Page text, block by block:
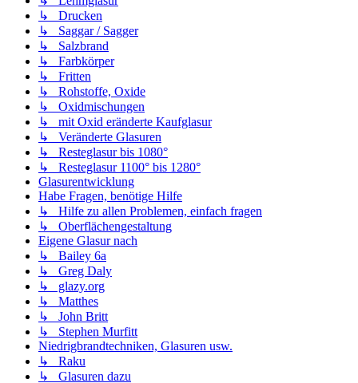
↳ Drucken
↳ Saggar / Sagger
↳ Salzbrand
↳ Farbkörper
↳ Fritten
↳ Rohstoffe, Oxide
↳ Oxidmischungen
↳ mit Oxid eränderte Kaufglasur
↳ Veränderte Glasuren
↳ Resteglasur bis 1080°
↳ Resteglasur 1100° bis 1280°
Glasurentwicklung
Habe Fragen, benötige Hilfe
↳ Hilfe zu allen Problemen, einfach fragen
↳ Oberflächengestaltung
Eigene Glasur nach
↳ Bailey 6a
↳ Greg Daly
↳ glazy.org
↳ Matthes
↳ John Britt
↳ Stephen Murfitt
Niedrigbrandtechniken, Glasuren usw.
↳ Raku
↳ Glasuren dazu